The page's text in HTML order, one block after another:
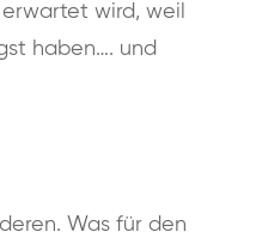
wird, weil
haben…. und
Was für den